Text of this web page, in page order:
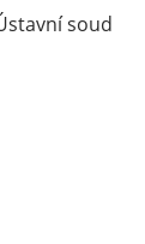
soud